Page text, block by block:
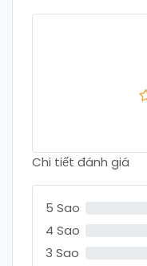
Chi tiết đánh giá
5 Sao
4 Sao
3 Sao